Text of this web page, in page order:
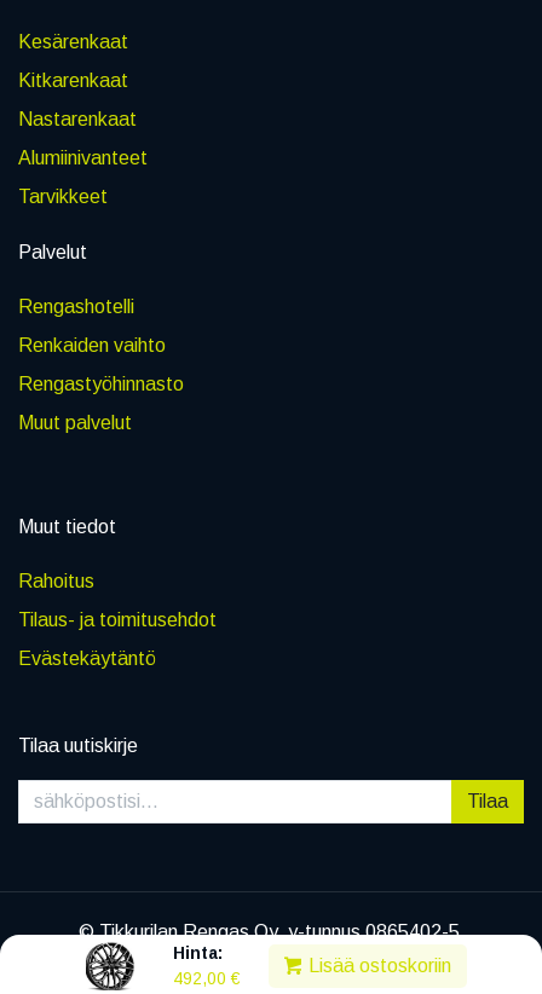
Hinta:
492,00 €
Lisää ostoskoriin
Kesärenkaat
Kitkarenkaat
Nastarenkaat
Alumiinivanteet
Tarvikkeet
Palvelut
Rengashotelli
Renkaiden vaihto
Rengastyöhinnasto
Muut palvelut
Muut tiedot
Rahoitus
Tilaus- ja toimitusehdot
Evästekäytäntö
Tilaa uutiskirje
Tilaa
© Tikkurilan Rengas Oy, y-tunnus 0865402-5
|Tietosuojaseloste